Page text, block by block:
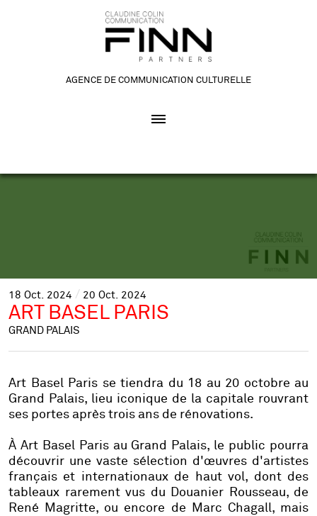
AGENCE DE COMMUNICATION CULTURELLE
18 Oct. 2024 20 Oct. 2024
ART BASEL PARIS
GRAND PALAIS
Art Basel Paris se tiendra du 18 au 20 octobre au
Grand Palais, lieu iconique de la capitale rouvrant
ses portes après trois ans de rénovations.
À Art Basel Paris au Grand Palais, le public pourra
découvrir une vaste sélection d'œuvres d'artistes
français et internationaux de haut vol, dont des
tableaux rarement vus du Douanier Rousseau, de
René Magritte, ou encore de Marc Chagall, mais